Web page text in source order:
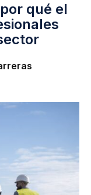
qué el